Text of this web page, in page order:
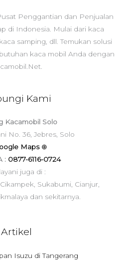
Penggantian dan Penjualan
di Indonesia. Mulai dari kaca
samping, dll. Temukan solusi
kaca mobil Anda dengan
Kami
Kacamobil Solo
No. 36, Jebres, Solo
Maps ⊕
: 0877-6116-0724
juga di :
Sukabumi, Cianjur,
dan sekitarnya.
Artikel
Isuzu di Tangerang